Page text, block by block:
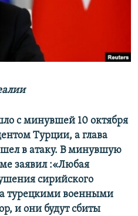
с минувшей 10 октября
Турции, а глава
в атаку. В минувшую
заявил :«Любая
сирийского
турецкими военными
и они будут сбиты